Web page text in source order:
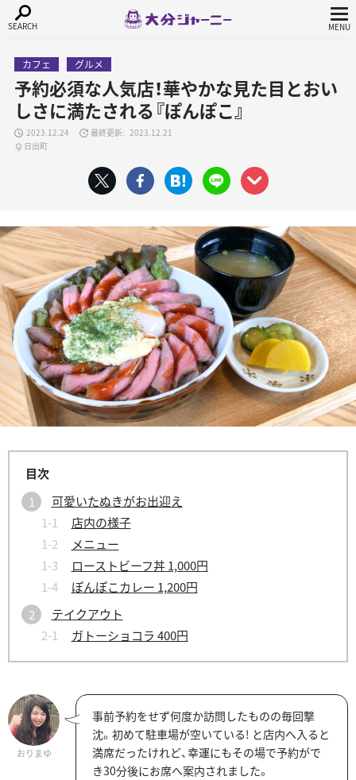
カフェ グルメ
予約必須な人気店！華やかな見た目とおい
しさに満たされる『ぽんぽこ』
2023.12.24
2023.12.21
日出町
可愛いたぬきがお出迎え
店内の様子
メニュー
ローストビーフ丼 1,000円
ぽんぽこカレー 1,200円
テイクアウト
ガトーショコラ 400円
おりまゆ
事前予約をせず何度か訪問したものの毎回撃
沈。初めて駐車場が空いている! と店内へ入ると
満席だったけれど、幸運にもその場で予約がで
き30分後にお席へ案内されました。